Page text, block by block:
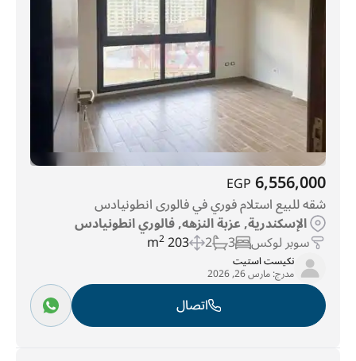
6,556,000
EGP
شقه للبيع استلام فوري في فالورى انطونيادس
الإسكندرية, عزبة النزهه, فالوري انطونيادس
سوبر لوكس 3
2
203 m
2
نكيست استيت
مدرج:مارس 26, 2026
اتصال